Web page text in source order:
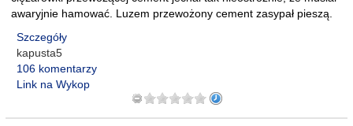
awaryjnie hamować. Luzem przewożony cement zasypał pieszą.
Szczegóły
kapusta5
106 komentarzy
Link na Wykop